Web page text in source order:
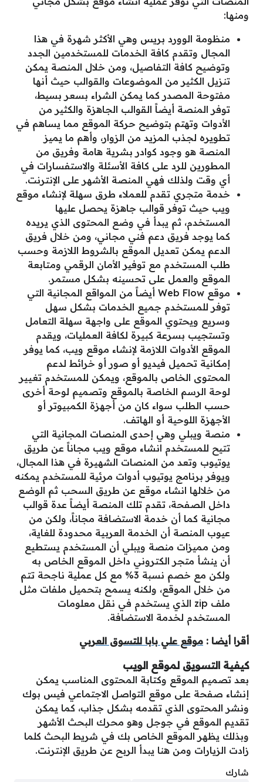
ومنها:
منظومة الوورد بريس وهي الأكثر شهرة في هذا
المجال وتقدم كافة الخدمات للمستخدمين الجدد
وتوضيح كافة التفاصيل، ومن خلال المنصة يمكن
تنزيل الكثير من الموضوعات والقوالب حيث أنها
مفتوحة المصدر كما يمكن الشراء بسعر بسيط،
توفر المنصة أيضاً القوالب الجاهزة والكثير من
الأدوات وتهتم بتوضيح حركة الموقع مما يساهم في
تطويره لجذب المزيد من الزوار، وأهم ما يميز
المنصة هو وجود كوادر بشرية هامة وفريق من
المطورين للرد على كافة الأسئلة والاستفسارات في
أي وقت ولذلك فهي المنصة الأشهر على الإنترنت.
خدمة متجري تقدم للعملاء طرق سهلة لإنشاء موقع
ويب حيث توفر قوالب جاهزة يحصل عليها
المستخدم، ثم يبدأ في وضع المحتوى الذي يريده
كما يوجد فريق دعم فني مجاني، ومن خلال فريق
الدعم يمكن تعديل الموقع بالشروط اللازمة وحسب
طلب المستخدم مع توفير الأمان الرقمي ومتابعة
الموقع والعمل على تحسينه بشكل مستمر.
موقع Web Flow أيضاً من المواقع المجانية التي
توفر للمستخدم جميع الخدمات بشكل سهل
وسريع ويحتوي الموقع على واجهة سهلة التعامل
وتستجيب بسرعة كبيرة لكافة العمليات، ويقدم
الموقع الأدوات اللازمة لإنشاء موقع ويب، كما يوفر
إمكانية تحميل فيديو أو صور أو خرائط لدعم
المحتوى الخاص بالموقع، ويمكن للمستخدم تغيير
لوحة الرسم الخاصة بالموقع وتصميم لوحة أخرى
حسب الطلب سواء كان من أجهزة الكمبيوتر أو
الأجهزة اللوحية أو الهاتف.
منصة ويبلي وهي إحدى المنصات المجانية التي
تتيح للمستخدم انشاء موقع ويب مجاناً عن طريق
يوتيوب وتعد من المنصات الشهيرة في هذا المجال،
ويوفر برنامج يوتيوب أدوات مرئية للمستخدم يمكنه
من خلالها انشاء موقع عن طريق السحب ثم الوضع
داخل الصفحة، تقدم تلك المنصة أيضاً عدة قوالب
مجانية كما أن خدمة الاستضافة مجاناً، ولكن من
عيوب المنصة أن الخدمة العربية محدودة للغاية،
ومن مميزات منصة ويبلي أن المستخدم يستطيع
أن ينشأ متجر الكتروني داخل الموقع الخاص به
ولكن مع خصم نسبة 3% مع كل عملية ناجحة تتم
من خلال الموقع، ولكنه يسمح بتحميل ملفات مثل
ملف zip الذي يستخدم في نقل معلومات
المستخدم لخدمة الاستضافة.
أقرا أيضا : موقع علي بابا للتسوق العربي
كيفية التسويق لموقع الويب
بعد تصميم الموقع وكتابة المحتوى المناسب يمكن
إنشاء صفحة على موقع التواصل الاجتماعي فيس بوك
ونشر المحتوى الذي تقدمه بشكل جذاب، كما يمكن
تقديم الموقع في جوجل وهو محرك البحث الأشهر
وبذلك يظهر الموقع الخاص بك في شريط البحث كلما
زادت الزيارات ومن هنا يبدأ الربح عن طريق الإنترنت.
شارك